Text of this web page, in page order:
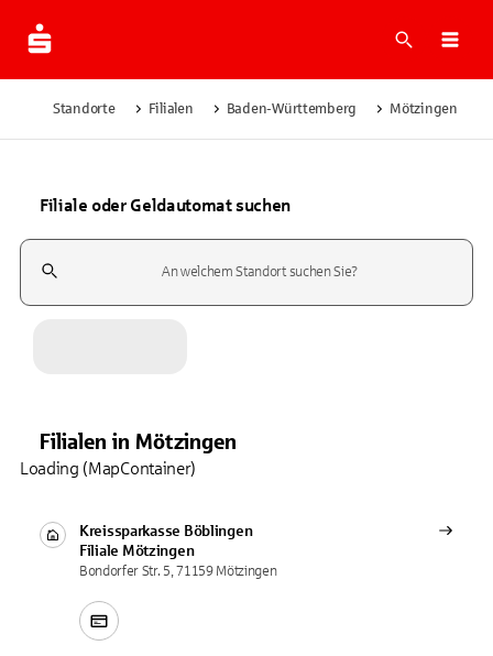
Suche
Standorte Filialen Baden-Württemberg Mötzingen
Filiale oder Geldautomat suchen
Suchfeld
Filialen in Mötzingen
Kreissparkasse Böblingen
Filiale Mötzingen
Bondorfer Str. 5, 71159 Mötzingen
Loading (MapContainer)